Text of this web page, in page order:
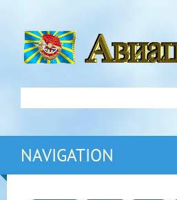
NAVIGATION